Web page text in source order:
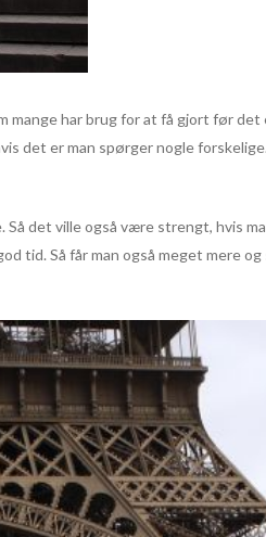
har brug for at få gjort før det
det er man spørger nogle
det ville også være strengt, hvis
tid. Så får man også meget mere og